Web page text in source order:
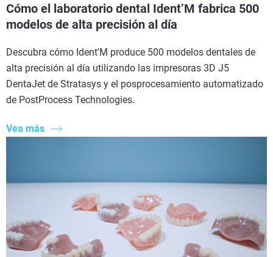
Cómo el laboratorio dental Ident’M fabrica 500
modelos de alta precisión al día
Descubra cómo Ident'M produce 500 modelos dentales de
alta precisión al día utilizando las impresoras 3D J5
DentaJet de Stratasys y el posprocesamiento automatizado
de PostProcess Technologies.
Vea más